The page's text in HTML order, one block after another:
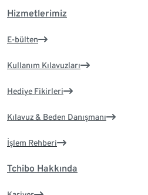
Hizmetlerimiz
E-bülten
Kullanım Kılavuzları
Hediye Fikirleri
Kılavuz & Beden Danışmanı
İşlem Rehberi
Tchibo Hakkında